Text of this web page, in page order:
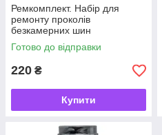
Ремкомплект. Набір для
ремонту проколів
безкамерних шин
Готово до відправки
220 ₴
Купити